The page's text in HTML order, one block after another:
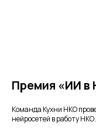
Премия «ИИ в
Команда Кухни НКО
нейросетей в работу НКО.